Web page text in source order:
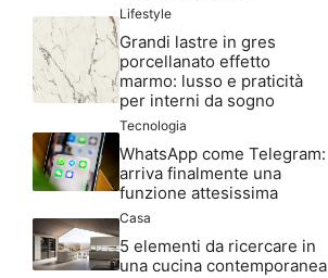
Lifestyle
Grandi lastre in gres
porcellanato effetto
marmo: lusso e praticità
per interni da sogno
Tecnologia
WhatsApp come Telegram:
arriva finalmente una
funzione attesissima
Casa
5 elementi da ricercare in
una cucina contemporanea